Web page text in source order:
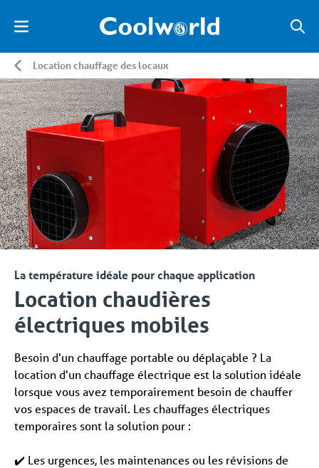
Location chauffage des locaux
La température idéale pour chaque application
Location chaudières
électriques mobiles
Besoin d'un chauffage portable ou déplaçable ? La
location d'un chauffage électrique est la solution idéale
lorsque vous avez temporairement besoin de chauffer
vos espaces de travail. Les chauffages électriques
temporaires sont la solution pour :
✔️ Les urgences, les maintenances ou les révisions de